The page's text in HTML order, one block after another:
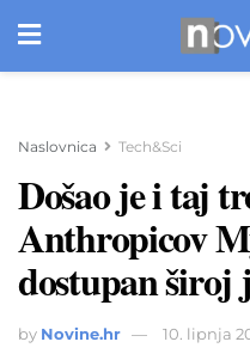
Naslovnica Tech&Sci
Došao je i taj
Anthropicov
dostupan široj
by Novine.hr 10. lipnja